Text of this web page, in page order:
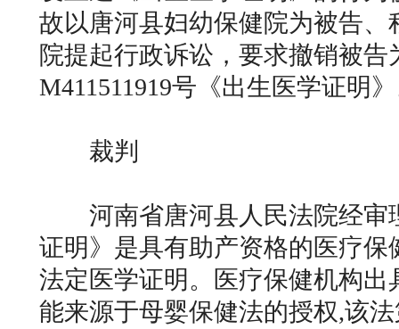
故以唐河县妇幼保健院为被告、
院提起行政诉讼，要求撤销被告
M411511919号《出生医学证明
裁判
河南省唐河县人民法院经审
证明》是具有助产资格的医疗保
法定医学证明。医疗保健机构出
能来源于母婴保健法的授权,该